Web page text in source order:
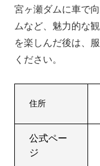
宮ヶ瀬ダムに車で
ムなど、魅力的な
を楽しんだ後は、
ください。
住所
公式ペー
ジ